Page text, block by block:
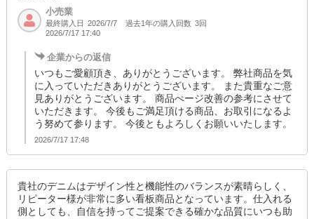
小売業
最終購入日 2026/7/7 過去1年の購入回数 3回
2026/7/17 17:40
企業からの返信
いつもご愛顧頂き、ありがとうございます。 弊社商品を気
に入っていただきありがとうございます。 また貴重なご意
見ありがとうございます。 商品ぺージ改善の参考にさせて
いただきます。 今後もご満足頂ける商品、お取引になるよ
う努めて参ります。 今後ともよろしくお願いいたします。
2026/7/17 17:48
貴社のデニムはデザイン性と機能性のバランスが素晴らしく、
リピーター様が非常に多い看板商品となっています。仕入れる
側としても、自信を持ってご提案できる確かな品質にいつも助